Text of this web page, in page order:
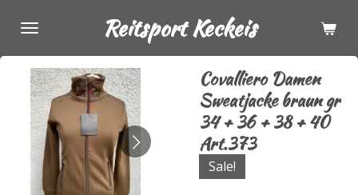
Hauptinhalt
springen
Reitsport Keckeis
Covalliero Damen
Sweatjacke braun gr
34 + 36 + 38 + 40
Art.373
Sale!